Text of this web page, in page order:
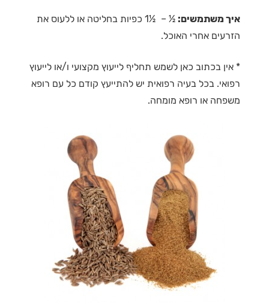
איך משתמשים:
½ – ½1 כפיות בחליטה או ללעוס את
הזרעים אחרי האוכל.
* אין בכתוב כאן לשמש תחליף לייעוץ מקצועי ו/או לייעוץ
רפואי. בכל בעיה רפואית יש להתייעץ קודם כל עם רופא
משפחה או רופא מומחה.